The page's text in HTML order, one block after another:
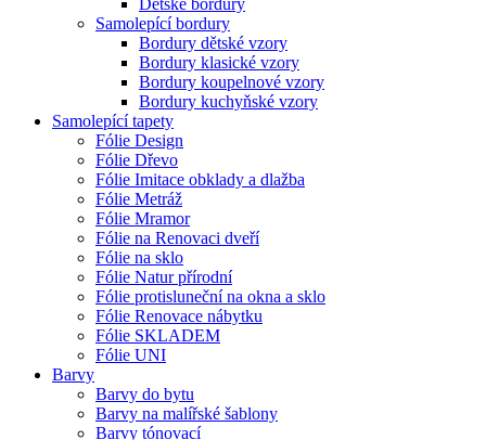
Samolepící bordury
Bordury dětské vzory
Bordury klasické vzory
Bordury koupelnové vzory
Bordury kuchyňské vzory
Samolepící tapety
Fólie Design
Fólie Dřevo
Fólie Imitace obklady a dlažba
Fólie Metráž
Fólie Mramor
Fólie na Renovaci dveří
Fólie na sklo
Fólie Natur přírodní
Fólie protisluneční na okna a sklo
Fólie Renovace nábytku
Fólie SKLADEM
Fólie UNI
Barvy
Barvy do bytu
Barvy na malířské šablony
Barvy tónovací